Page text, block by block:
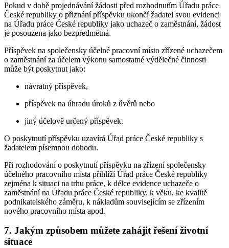
Pokud v době projednávání žádosti před rozhodnutím Úřadu práce
České republiky o přiznání příspěvku ukončí žadatel svou evidenci
na Úřadu práce České republiky jako uchazeč o zaměstnání, žádost
je posouzena jako bezpředmětná.
Příspěvek na společensky účelné pracovní místo zřízené uchazečem
o zaměstnání za účelem výkonu samostatné výdělečné činnosti
může být poskytnut jako:
návratný příspěvek,
příspěvek na úhradu úroků z úvěrů nebo
jiný účelově určený příspěvek.
O poskytnutí příspěvku uzavírá Úřad práce České republiky s
žadatelem písemnou dohodu.
Při rozhodování o poskytnutí příspěvku na zřízení společensky
účelného pracovního místa přihlíží Úřad práce České republiky
zejména k situaci na trhu práce, k délce evidence uchazeče o
zaměstnání na Úřadu práce České republiky, k věku, ke kvalitě
podnikatelského záměru, k nákladům souvisejícím se zřízením
nového pracovního místa apod.
7. Jakým způsobem můžete zahájit řešení životní
situace